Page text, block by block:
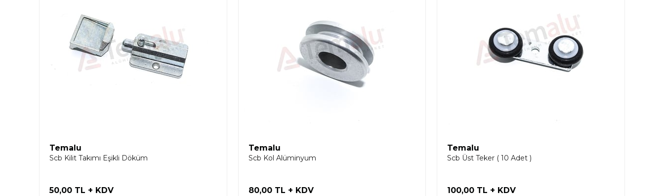
Temalu
Scb Kilit Takımı Eşikli Döküm
50,00 TL + KDV
Temalu
Scb Kol Alüminyum
80,00 TL + KDV
Temalu
Scb Üst Teker ( 10 Adet )
100,00 TL + KDV